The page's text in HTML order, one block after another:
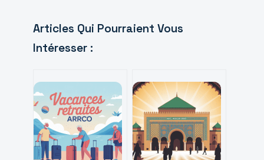
Articles Qui Pourraient Vous
Intéresser :